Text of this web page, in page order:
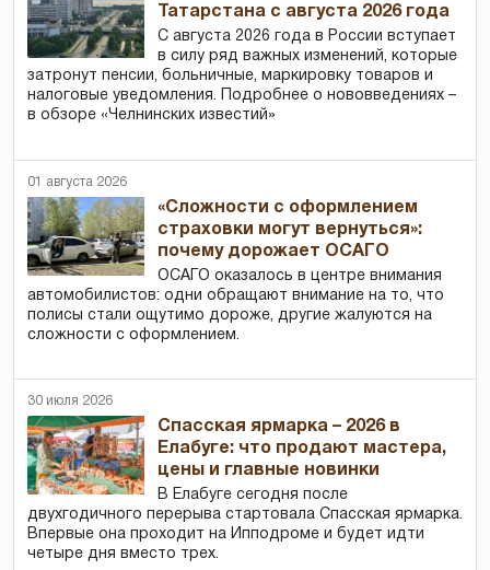
Татарстана с августа 2026 года
С августа 2026 года в России вступает
в силу ряд важных изменений, которые
затронут пенсии, больничные, маркировку товаров и
налоговые уведомления. Подробнее о нововведениях –
в обзоре «Челнинских известий»
01 августа 2026
«Сложности с оформлением
страховки могут вернуться»:
почему дорожает ОСАГО
ОСАГО оказалось в центре внимания
автомобилистов: одни обращают внимание на то, что
полисы стали ощутимо дороже, другие жалуются на
сложности с оформлением.
30 июля 2026
Спасская ярмарка – 2026 в
Елабуге: что продают мастера,
цены и главные новинки
В Елабуге сегодня после
двухгодичного перерыва стартовала Спасская ярмарка.
Впервые она проходит на Ипподроме и будет идти
четыре дня вместо трех.